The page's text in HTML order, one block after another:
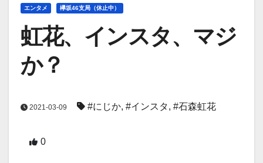
エンタメ 欅坂46支局（休止中）
虹花、インスタ、マジ
か？
2021-03-09 #にじか, #インスタ, #石森虹花
0